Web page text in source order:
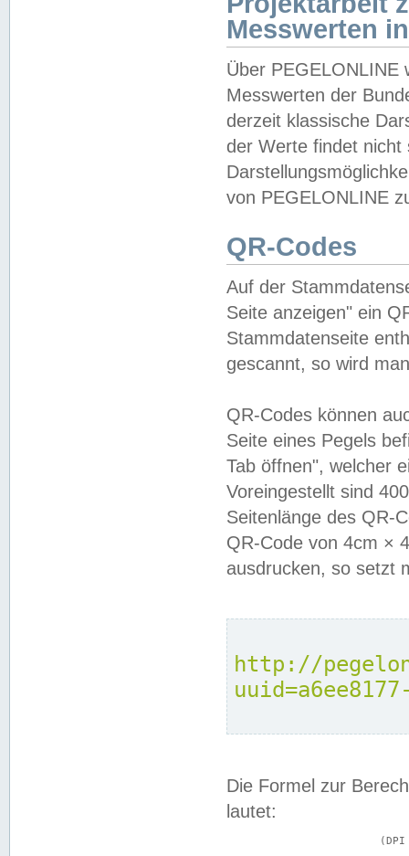
Messwerten
Über PEGELONLINE
Messwerten der
derzeit klassische
der Werte findet
von PEGELONLINE
QR-Codes
Auf der
Seite anzeigen" ein
Stammdatenseite
gescannt, so wird
QR-Codes können
Seite eines Pegels
Tab öffnen", welcher
Voreingestellt sind
Seitenlänge des QR-
QR-Code von 4cm ×
ausdrucken, so setzt
http://
Die Formel zur
lautet: